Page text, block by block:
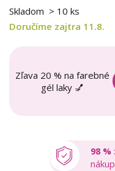
Skladom > 10 ks
Doručíme zajtra 11.8.
Zľava 20 % na farebné
gél laky 💅
98